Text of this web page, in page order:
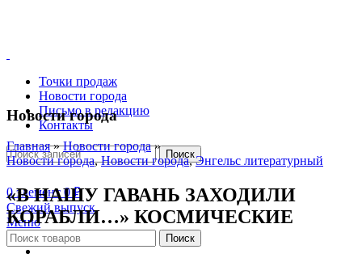
Точки продаж
Новости города
Письмо в редакцию
Контакты
Поиск
0элемент 0₽
Свежий выпуск
Меню
Поиск
Новости города
Главная»Новости города»
Новости города,Новости города,Энгельс литературный
«В НАШУ ГАВАНЬ ЗАХОДИЛИ
КОРАБЛИ…» КОСМИЧЕСКИЕ